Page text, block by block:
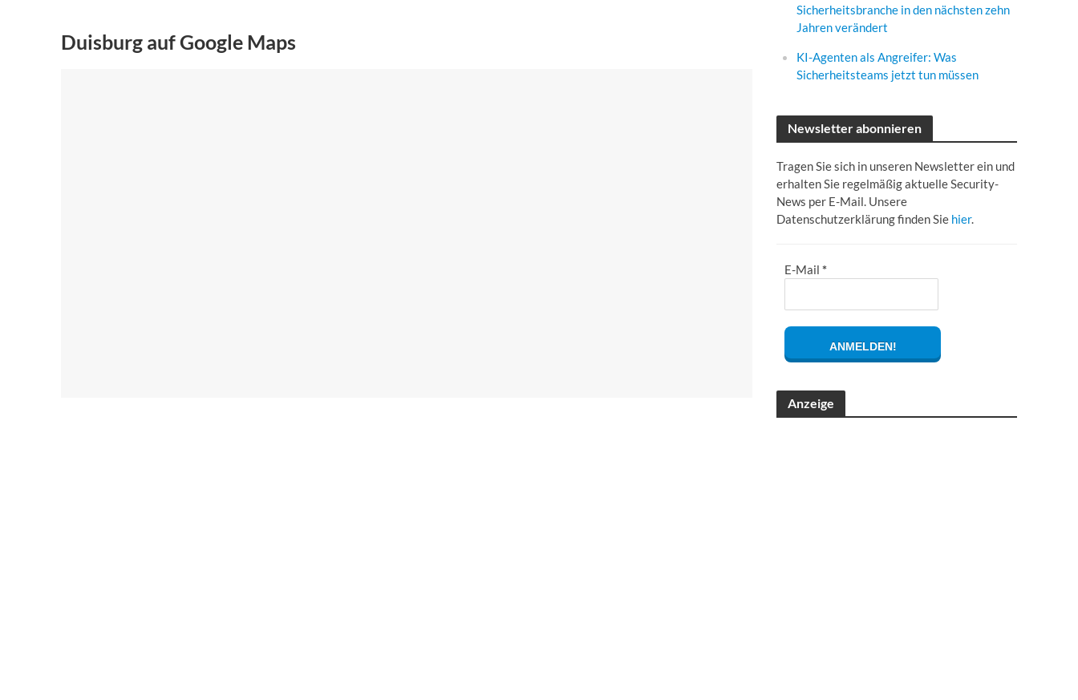
Duisburg auf Google Maps
Sicherheitsbranche in den nächsten zehn
Jahren verändert
KI-Agenten als Angreifer: Was
Sicherheitsteams jetzt tun müssen
Newsletter abonnieren
Tragen Sie sich in unseren Newsletter ein und
erhalten Sie regelmäßig aktuelle Security-
News per E-Mail. Unsere
Datenschutzerklärung finden Sie hier.
E-Mail*
Anzeige